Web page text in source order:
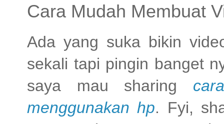
Cara Mudah Membuat
Ada yang suka bikin
sekali tapi pingin banget
saya mau sharing
menggunakan hp. Fyi,